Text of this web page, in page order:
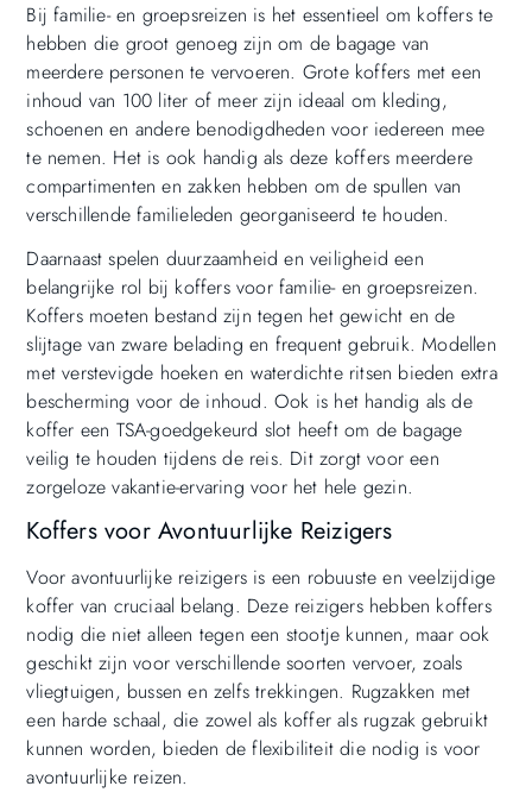
Bij familie- en groepsreizen is het essentieel om koffers te
hebben die groot genoeg zijn om de bagage van
meerdere personen te vervoeren. Grote koffers met een
inhoud van 100 liter of meer zijn ideaal om kleding,
schoenen en andere benodigdheden voor iedereen mee
te nemen. Het is ook handig als deze koffers meerdere
compartimenten en zakken hebben om de spullen van
verschillende familieleden georganiseerd te houden.
Daarnaast spelen duurzaamheid en veiligheid een
belangrijke rol bij koffers voor familie- en groepsreizen.
Koffers moeten bestand zijn tegen het gewicht en de
slijtage van zware belading en frequent gebruik. Modellen
met verstevigde hoeken en waterdichte ritsen bieden extra
bescherming voor de inhoud. Ook is het handig als de
koffer een TSA-goedgekeurd slot heeft om de bagage
veilig te houden tijdens de reis. Dit zorgt voor een
zorgeloze vakantie-ervaring voor het hele gezin.
Koffers voor Avontuurlijke Reizigers
Voor avontuurlijke reizigers is een robuuste en veelzijdige
koffer van cruciaal belang. Deze reizigers hebben koffers
nodig die niet alleen tegen een stootje kunnen, maar ook
geschikt zijn voor verschillende soorten vervoer, zoals
vliegtuigen, bussen en zelfs trekkingen. Rugzakken met
een harde schaal, die zowel als koffer als rugzak gebruikt
kunnen worden, bieden de flexibiliteit die nodig is voor
avontuurlijke reizen.